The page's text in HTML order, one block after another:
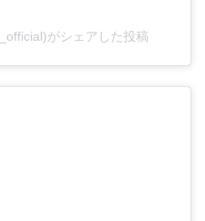
がシェアした投稿